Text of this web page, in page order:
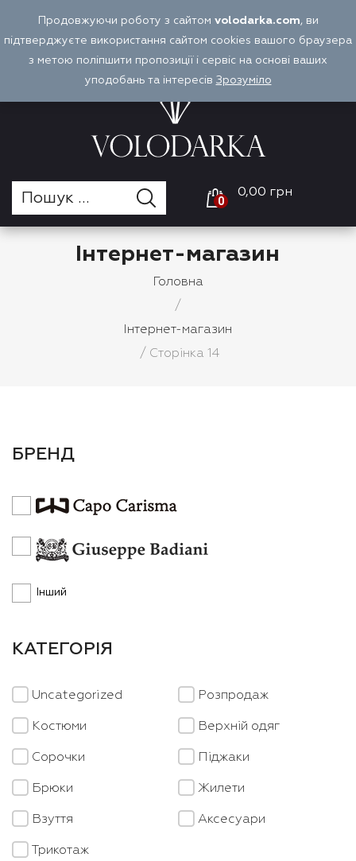
UA
Войти
Оплата і доставка
0
0,00 грн
Інтернет-магазин
Головна
/
Інтернет-магазин
/ Сторінка 14
БРЕНД
Інший
КАТЕГОРІЯ
Uncategorized Розпродаж
Костюми Верхній одяг
Cорочки Піджаки
Брюки Жилети
Взуття Аксесуари
Трикотаж
Продовжуючи роботу з сайтом volodarka.com, ви
підтверджуєте використання сайтом cookies вашого браузера
з метою поліпшити пропозиції і сервіс на основі ваших
уподобань та інтересів Зрозуміло